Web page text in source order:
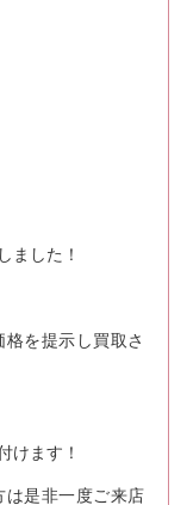
ました！
を提示し買取さ
けます！
は是非一度ご来店